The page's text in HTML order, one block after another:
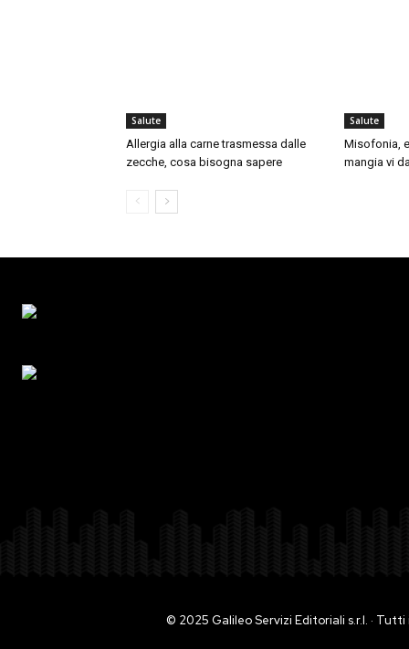
Salute
Allergia alla carne trasmessa dalle
zecche, cosa bisogna sapere
Salute
Misofonia,
mangia vi
© 2025 Galileo Servizi Editoriali s.r.l. ·